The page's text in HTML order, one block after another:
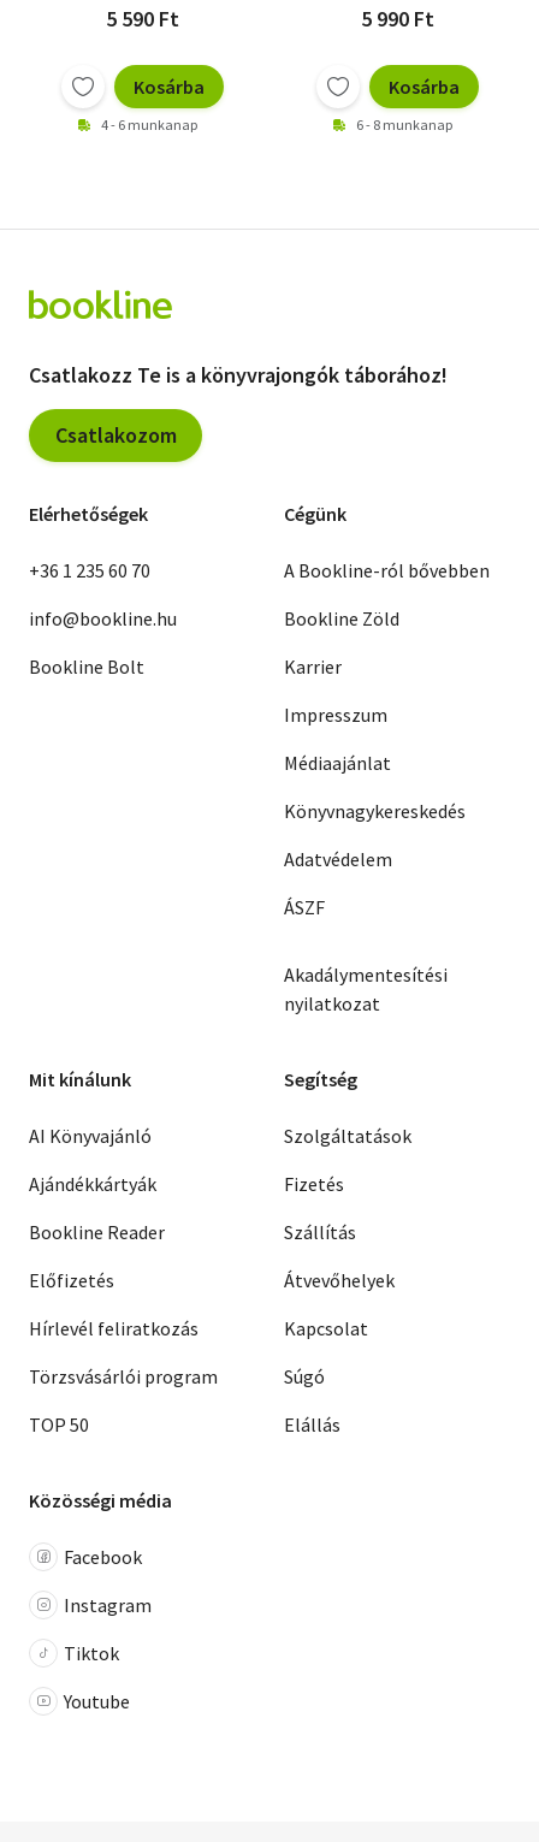
5 590 Ft
Kosárba
4 - 6 munkanap
5 990 Ft
Kosárba
6 - 8 munkanap
Csatlakozz Te is a könyvrajongók táborához!
Csatlakozom
Elérhetőségek
+36 1 235 60 70
info@bookline.hu
Bookline Bolt
Cégünk
A Bookline-ról bővebben
Bookline Zöld
Karrier
Impresszum
Médiaajánlat
Könyvnagykereskedés
Adatvédelem
ÁSZF
Akadálymentesítési
nyilatkozat
Mit kínálunk
AI Könyvajánló
Ajándékkártyák
Bookline Reader
Előfizetés
Hírlevél feliratkozás
Törzsvásárlói program
TOP 50
Segítség
Szolgáltatások
Fizetés
Szállítás
Átvevőhelyek
Kapcsolat
Súgó
Elállás
Közösségi média
Facebook
Instagram
Tiktok
Youtube